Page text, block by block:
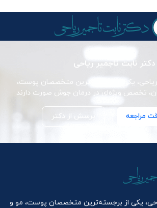
دکتر نابت تاجمیر ریاحی
ریاحی، یکی از برجسته‌ترین متخصصان پوست،
تخصص ویژه‌ای در درمان جوش صورت دارند
مراجعه پرسش از دکتر
یکی از برجسته‌ترین متخصصان پوست، مو و